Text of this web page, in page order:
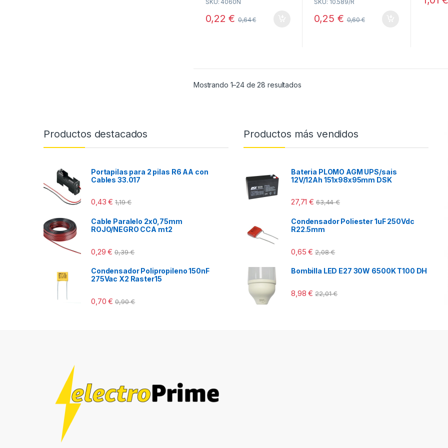
u
o
f
SKU: 4060N
0,22€ 0,64€
u
o
f
SKU: 10.589/R
0,25 € 0,60€
Mostrando 1–24 de 28 resultadosOrdenado por popularidad
Productos destacados
Portapilas para 2 pilas R6 AA con
Cables 33.017
0,43€ 1,19€
Cable Paralelo 2x0,75mm
ROJO/NEGRO CCA mt2
0,29€ 0,39€
Condensador Polipropileno 150nF
275Vac X2 Raster15
0,70€ 0,90€
Productos más vendidos
Bateria PLOMO AGM UPS/sais
12V/12Ah 151x98x95mm DSK
27,71€ 63,44€
Condensador Poliester 1uF 250Vdc
R22.5mm
0,65€ 2,08€
Bombilla LED E27 30W 6500K T100 DH
8,98€ 22,01€